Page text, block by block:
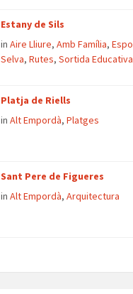
Estany de Sils
in Aire Lliure, Amb Família,
Selva, Rutes, Sortida Educativa
Platja de Riells
in Alt Empordà, Platges
Sant Pere de Figueres
in Alt Empordà, Arquitectura